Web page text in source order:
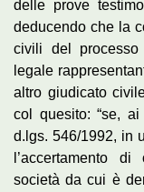
delle prove
deducendo che la
civili del
legale
altro giudicato
col quesito: “se,
d.lgs. 546/1992, in
l’accertamento
società da cui è